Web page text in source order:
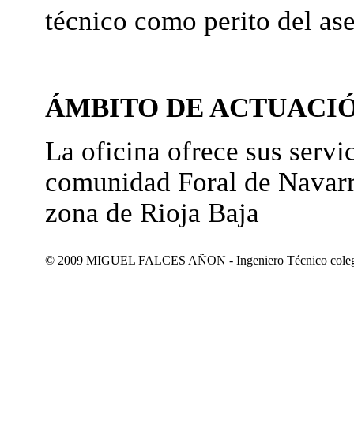
técnico como perito del
ÁMBITO DE
La oficina ofrece sus
comunidad Foral de
zona de Rioja Baja
© 2009 MIGUEL FALCES AÑON - Ingeniero Técnico